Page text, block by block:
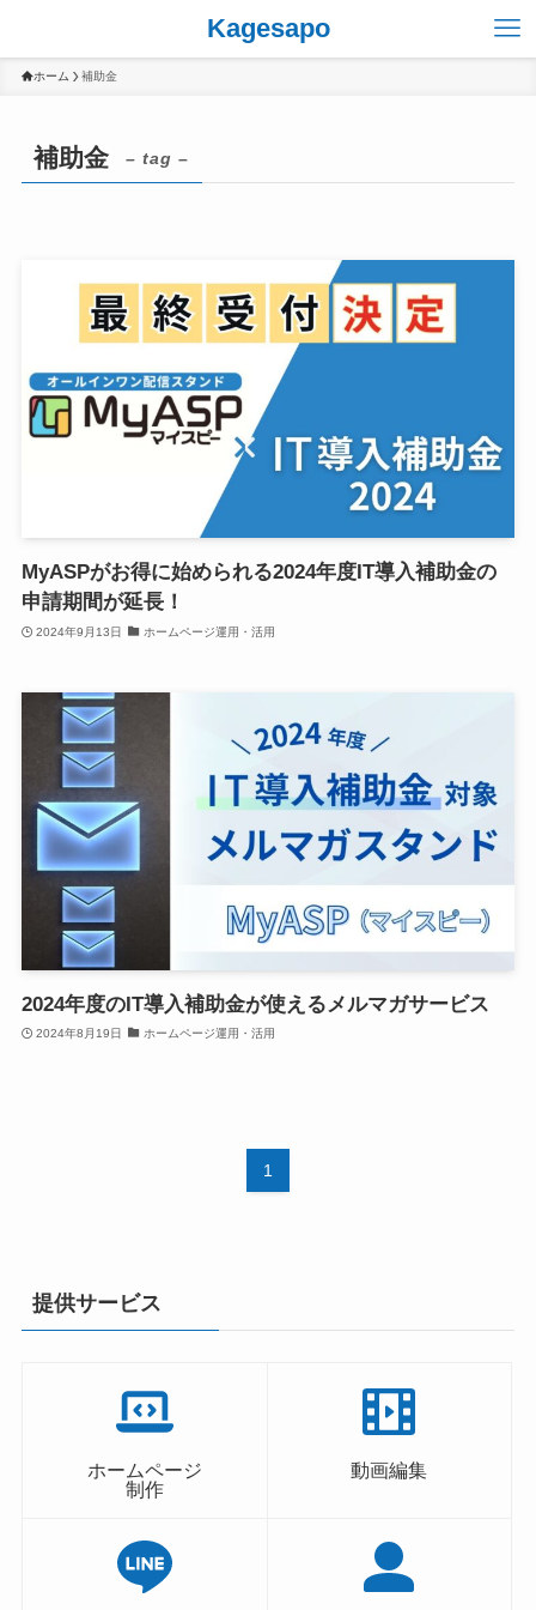
Kagesapo
ホーム 補助金
補助金 – tag –
MyASPがお得に始められる2024年度IT導入補助金の
申請期間が延長！
2024年9月13日 ホームページ運用・活用
2024年度のIT導入補助金が使えるメルマガサービス
2024年8月19日 ホームページ運用・活用
1
提供サービス
ホームページ
制作
動画編集